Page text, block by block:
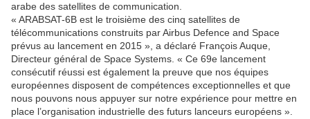
arabe des satellites de communication.
« ARABSAT-6B est le troisième des cinq satellites de
télécommunications construits par Airbus Defence and Space
prévus au lancement en 2015 », a déclaré François Auque,
Directeur général de Space Systems. « Ce 69e lancement
consécutif réussi est également la preuve que nos équipes
européennes disposent de compétences exceptionnelles et que
nous pouvons nous appuyer sur notre expérience pour mettre en
place l’organisation industrielle des futurs lanceurs européens ».